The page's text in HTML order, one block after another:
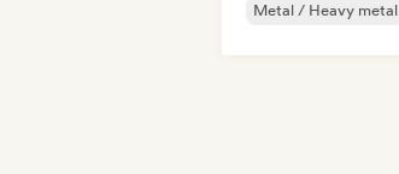
Metal / Heavy metal